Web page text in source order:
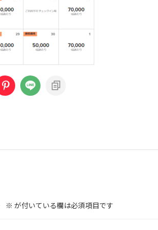
※ が付いている欄は必須項目です